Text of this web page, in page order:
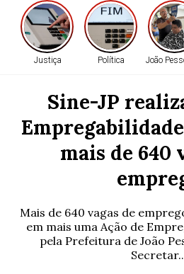
Justiça Política João
Sine-JP
mais de 640
Mais de 640 vagas de
em mais uma Ação de
pela Prefeitura de João